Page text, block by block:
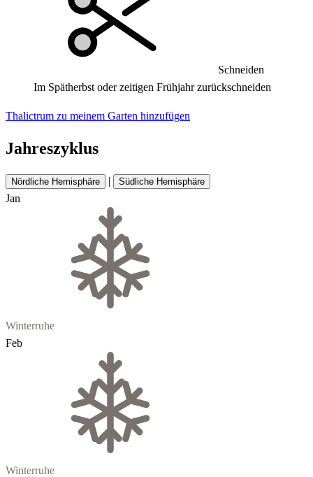
Schneiden
Im Spätherbst oder zeitigen Frühjahr zurückschneiden
Thalictrum zu meinem Garten hinzufügen
Jahreszyklus
Nördliche Hemisphäre | Südliche Hemisphäre
Jan
Winterruhe
Feb
Winterruhe